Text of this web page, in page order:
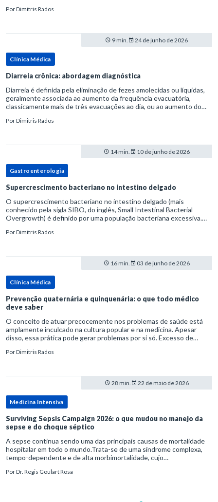
refluxo gastr
PorDimitris Rados
9 min. 24 de junho de 2026
Clínica Médica
Diarreia crônica: abordagem diagnóstica
Diarreia é definida pela eliminação de fezes amolecidas ou líquidas,
geralmente associada ao aumento da frequência evacuatória,
classicamente mais de três evacuações ao dia, ou ao aumento do
PorDimitris Rados
14 min. 10 de junho de 2026
Gastroenterologia
Supercrescimento bacteriano no intestino delgado
O supercrescimento bacteriano no intestino delgado (mais
conhecido pela sigla SIBO, do inglês, Small Intestinal Bacterial
Overgrowth) é definido por uma população bacteriana excessiva.
PorDimitris Rados
16 min. 03 de junho de 2026
Clínica Médica
Prevenção quaternária e quinquenária: o que todo médico
deve saber
O conceito de atuar precocemente nos problemas de saúde está
amplamente inculcado na cultura popular e na medicina. Apesar
disso, essa prática pode gerar problemas por si só. Excesso de
PorDimitris Rados
28 min. 22 de maio de 2026
Medicina Intensiva
Surviving Sepsis Campaign 2026: o que mudou no manejo da
sepse e do choque séptico
A sepse continua sendo uma das principais causas de mortalidade
hospitalar em todo o mundo.Trata-se de uma síndrome complexa,
tempo-dependente e de alta morbimortalidade, cujo
para o desfe
PorDr. Regis Goulart Rosa